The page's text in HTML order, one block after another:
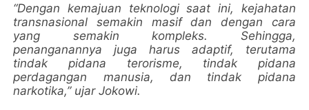
“Dengan kemajuan teknologi saat ini, kejahatan
transnasional semakin masif dan dengan cara
yang semakin kompleks. Sehingga,
penanganannya juga harus adaptif, terutama
tindak pidana terorisme, tindak pidana
perdagangan manusia, dan tindak pidana
narkotika,” ujar Jokowi.